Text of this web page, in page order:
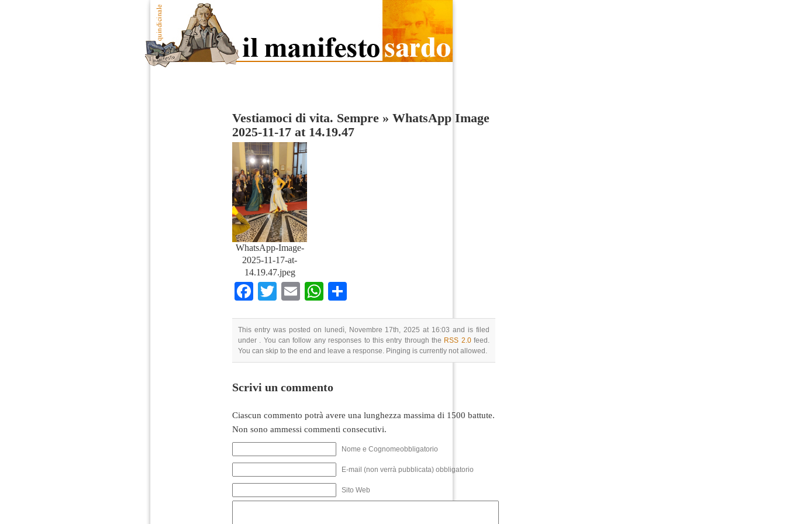
Vestiamoci di vita. Sempre » WhatsApp Image
2025-11-17 at 14.19.47
WhatsApp-Image-
2025-11-17-at-
14.19.47.jpeg
Facebook
TwitterEmailWhatsApp
This entry was posted on lunedì, Novembre 17th, 2025 at 16:03 and is filed
under . You can follow any responses to this entry through the RSS 2.0feed.
You can skip to the end and leave a response. Pinging is currently not allowed.
Scrivi un commento
Ciascun commento potrà avere una lunghezza massima di 1500 battute.
Non sono ammessi commenti consecutivi.
Nome e Cognomeobbligatorio
E-mail (non verrà pubblicata) obbligatorio
Sito Web